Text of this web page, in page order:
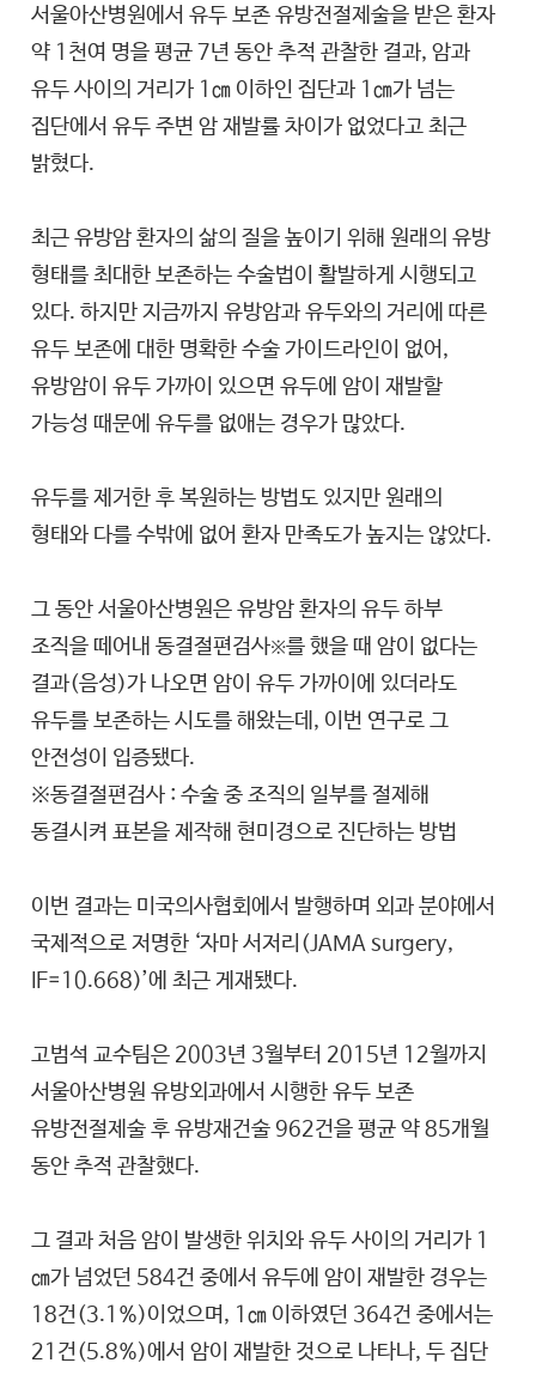
서울아산병원에서 유두 보존 유방전절제술을 받은 환자
약 1천여 명을 평균 7년 동안 추적 관찰한 결과, 암과
유두 사이의 거리가 1㎝ 이하인 집단과 1㎝가 넘는
집단에서 유두 주변 암 재발률 차이가 없었다고 최근
밝혔다.
최근 유방암 환자의 삶의 질을 높이기 위해 원래의 유방
형태를 최대한 보존하는 수술법이 활발하게 시행되고
있다. 하지만 지금까지 유방암과 유두와의 거리에 따른
유두 보존에 대한 명확한 수술 가이드라인이 없어,
유방암이 유두 가까이 있으면 유두에 암이 재발할
가능성 때문에 유두를 없애는 경우가 많았다.
유두를 제거한 후 복원하는 방법도 있지만 원래의
형태와 다를 수밖에 없어 환자 만족도가 높지는 않았다.
그 동안 서울아산병원은 유방암 환자의 유두 하부
조직을 떼어내 동결절편검사※를 했을 때 암이 없다는
결과(음성)가 나오면 암이 유두 가까이에 있더라도
유두를 보존하는 시도를 해왔는데, 이번 연구로 그
안전성이 입증됐다.
※동결절편검사 : 수술 중 조직의 일부를 절제해
동결시켜 표본을 제작해 현미경으로 진단하는 방법
이번 결과는 미국의사협회에서 발행하며 외과 분야에서
국제적으로 저명한 ‘자마 서저리(JAMA surgery,
IF=10.668)’에 최근 게재됐다.
고범석 교수팀은 2003년 3월부터 2015년 12월까지
서울아산병원 유방외과에서 시행한 유두 보존
유방전절제술 후 유방재건술 962건을 평균 약 85개월
동안 추적 관찰했다.
그 결과 처음 암이 발생한 위치와 유두 사이의 거리가 1
㎝가 넘었던 584건 중에서 유두에 암이 재발한 경우는
18건(3.1%)이었으며, 1㎝ 이하였던 364건 중에서는
21건(5.8%)에서 암이 재발한 것으로 나타나, 두 집단